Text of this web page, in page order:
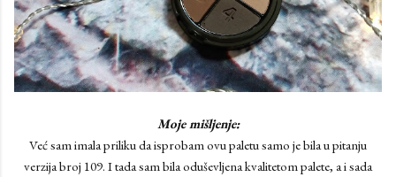
Moje mišljenje:
Već sam imala priliku da isprobam ovu paletu samo je bila u pitanju
verzija broj 109. I tada sam bila oduševljena kvalitetom palete, a i sada